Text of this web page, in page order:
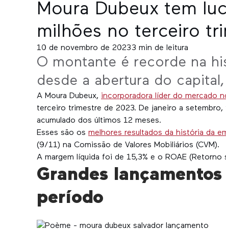
Moura Dubeux tem
milhões no terceiro
10 de novembro de 20233 min de leitura
O montante é recorde na
desde a abertura do
A Moura Dubeux, incorporadora líder do mercado
terceiro trimestre de 2023. De janeiro a
acumulado dos últimos 12 meses.
Esses são os melhores resultados da história da
(9/11) na Comissão de Valores Mobiliários (CVM).
A margem líquida foi de 15,3% e o ROAE
Grandes
período